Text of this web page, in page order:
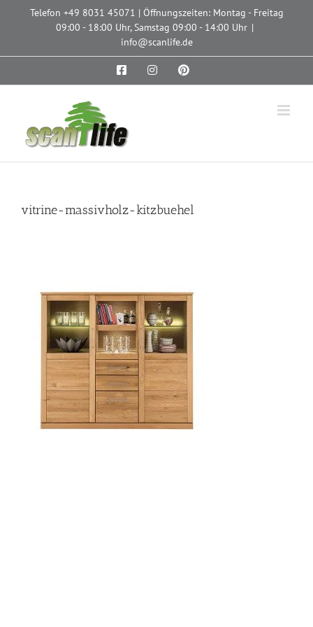
Telefon +49 8031 45071 | Öffnungszeiten: Montag - Freitag
09:00 - 18:00 Uhr, Samstag 09:00 - 14:00 Uhr |
info@scanlife.de
FacebookInstagramPinterest
vitrine-massivholz-kitzbuehel